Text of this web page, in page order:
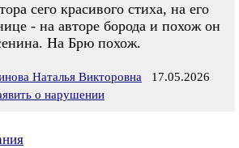
сего красивого стиха, на его
- на авторе борода и похож он
На Брю похож.
Наталья Викторовна 17.05.2026
о нарушении